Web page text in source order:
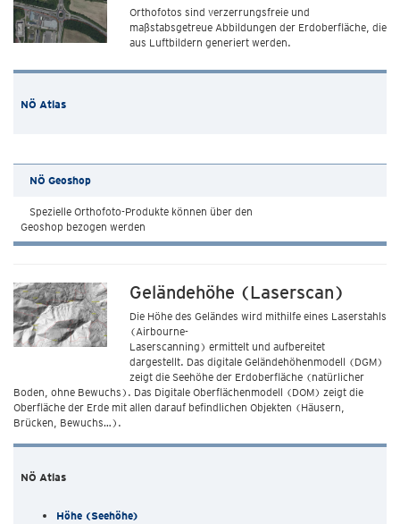
Orthofotos sind verzerrungsfreie und
maßstabsgetreue Abbildungen der Erdoberfläche, die
aus Luftbildern generiert werden.
NÖ Atlas
NÖ Geoshop
Spezielle Orthofoto-Produkte können über den
Geoshop bezogen werden
Geländehöhe (Laserscan)
Die Höhe des Geländes wird mithilfe eines Laserstahls
(Airbourne-
Laserscanning) ermittelt und aufbereitet
dargestellt. Das digitale Geländehöhenmodell (DGM)
zeigt die Seehöhe der Erdoberfläche (natürlicher
Boden, ohne Bewuchs). Das Digitale Oberflächenmodell (DOM) zeigt die
Oberfläche der Erde mit allen darauf befindlichen Objekten (Häusern,
Brücken, Bewuchs…).
NÖ Atlas
Höhe (Seehöhe)